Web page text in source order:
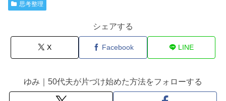
思考整理
シェアする
X Facebook LINE
ゆみ｜50代夫が片づけ始めた方法をフォローする